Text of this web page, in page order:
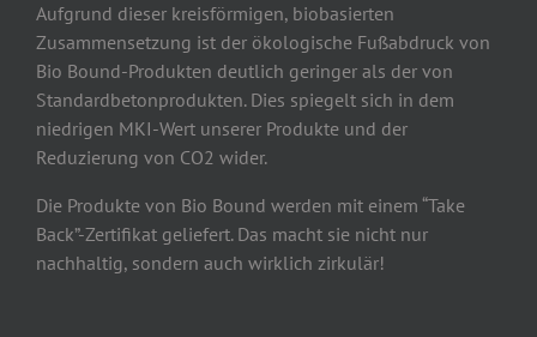
Aufgrund dieser kreisförmigen, biobasierten
Zusammensetzung ist der ökologische Fußabdruck von
Bio Bound-Produkten deutlich geringer als der von
Standardbetonprodukten. Dies spiegelt sich in dem
niedrigen MKI-Wert unserer Produkte und der
Reduzierung von CO2 wider.
Die Produkte von Bio Bound werden mit einem “Take
Back”-Zertifikat geliefert. Das macht sie nicht nur
nachhaltig, sondern auch wirklich zirkulär!